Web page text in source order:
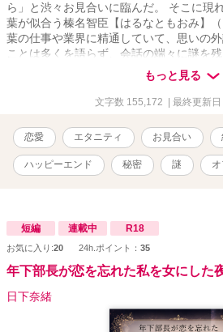
ら」と渋々お見合いに臨んだ。 そこに現
葉が似合う榛名智臣【はるなともおみ】
葉の仕事や業界に精通していて、思いの
ことは多くを語らず、会話の端々に謎を
た。 その後何も連絡はなく、気になりな
を尽くす琴葉。 やがて迎えた、上層部の
中、突如発表されたのはマーケティング
賞にて奨励賞をいただきました。ありがと
もっと見る
文字数 155,172 | 最終更新
恋愛 エタニティ お見合い
ハッピーエンド 秘密 謎
短編 連載中 R18
お気に入り:20 24h.ポイント： 35
年下部長が恋を忘れた私を女にした
日下奈緒